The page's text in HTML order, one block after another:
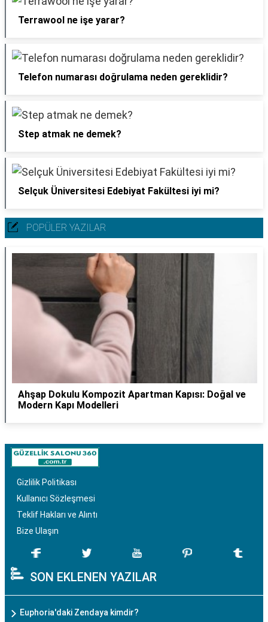
Terrawool ne işe yarar?
Telefon numarası doğrulama neden gereklidir?
Step atmak ne demek?
Selçuk Üniversitesi Edebiyat Fakültesi iyi mi?
POPÜLER YAZILAR
Ahşap Dokulu Kompozit Apartman Kapısı: Doğal ve
Modern Kapı Modelleri
Gizlilik Politikası
Kullanıcı Sözleşmesi
Teklif Hakları ve Alıntı
Bize Ulaşın
SON EKLENEN YAZILAR
Euphoria'daki Zendaya kimdir?